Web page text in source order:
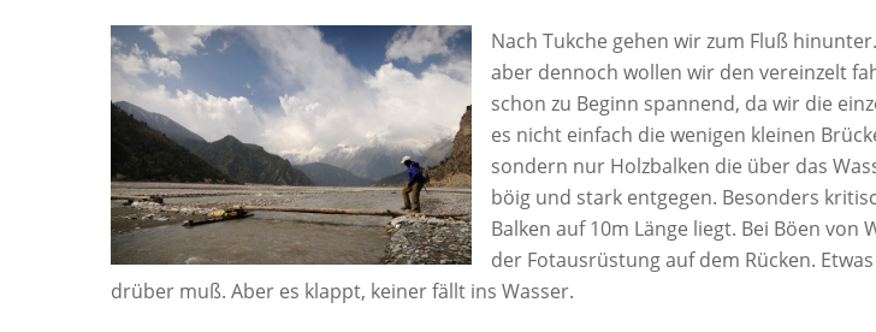
Nach Tukche gehen wir zum Fluß
aber dennoch wollen wir den vereinzelt
schon zu Beginn spannend, da wir die
es nicht einfach die wenigen kleinen
sondern nur Holzbalken die über das
böig und stark entgegen. Besonders
Balken auf 10m Länge liegt. Bei Böen
der Fotausrüstung auf dem Rücken.
drüber muß. Aber es klappt, keiner fällt ins Wasser.